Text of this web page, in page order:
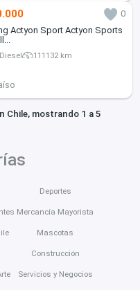
0
Actyon Sport Actyon Sports
Diesel 111132 km
Chile, mostrando 1 a 5
Deportes
Mercancía Mayorista
Mascotas
Construcción
Servicios y Negocios